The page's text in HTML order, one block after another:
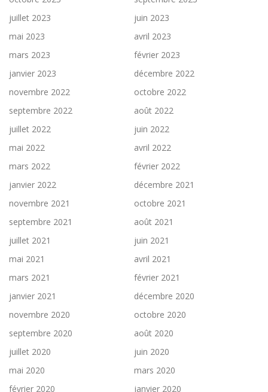
juillet 2023
juin 2023
mai 2023
avril 2023
mars 2023
février 2023
janvier 2023
décembre 2022
novembre 2022
octobre 2022
septembre 2022
août 2022
juillet 2022
juin 2022
mai 2022
avril 2022
mars 2022
février 2022
janvier 2022
décembre 2021
novembre 2021
octobre 2021
septembre 2021
août 2021
juillet 2021
juin 2021
mai 2021
avril 2021
mars 2021
février 2021
janvier 2021
décembre 2020
novembre 2020
octobre 2020
septembre 2020
août 2020
juillet 2020
juin 2020
mai 2020
mars 2020
février 2020
janvier 2020